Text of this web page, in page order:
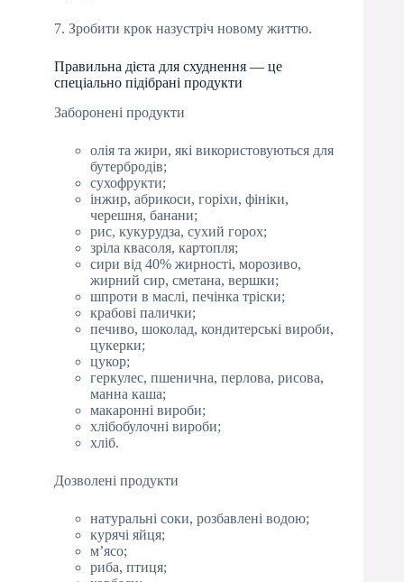
7. Зробити крок назустріч новому життю.
Правильна дієта для схуднення — це
спеціально підібрані продукти
Заборонені продукти
олія та жири, які використовуються для
бутербродів;
сухофрукти;
інжир, абрикоси, горіхи, фініки,
черешня, банани;
рис, кукурудза, сухий горох;
зріла квасоля, картопля;
сири від 40% жирності, морозиво,
жирний сир, сметана, вершки;
шпроти в маслі, печінка тріски;
крабові палички;
печиво, шоколад, кондитерські вироби,
цукерки;
цукор;
геркулес, пшенична, перлова, рисова,
манна каша;
макаронні вироби;
хлібобулочні вироби;
хліб.
Дозволені продукти
натуральні соки, розбавлені водою;
курячі яйця;
м’ясо;
риба, птиця;